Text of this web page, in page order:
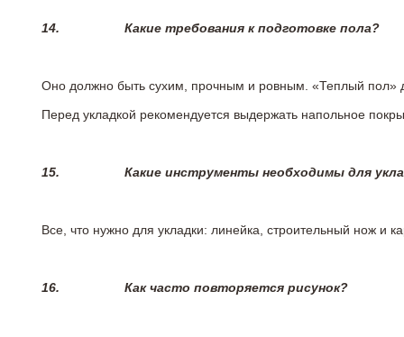
14. Какие требования к подготовке пола?
Оно должно быть сухим, прочным и ровным. «Теплый пол»
Перед укладкой рекомендуется выдержать напольное
15. Какие инструменты необходимы для
Все, что нужно для укладки: линейка, строительный нож и
16. Как часто повторяется рисунок?